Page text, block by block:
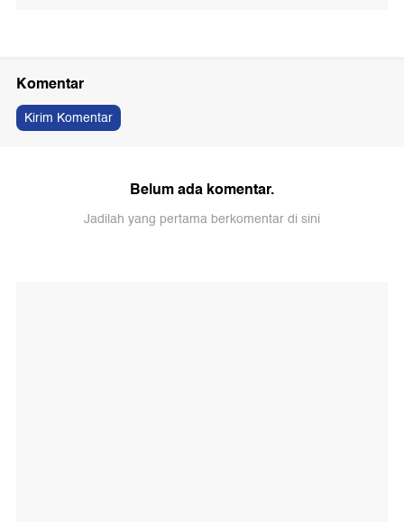
Komentar
Kirim Komentar
Belum ada komentar.
Jadilah yang pertama berkomentar di sini